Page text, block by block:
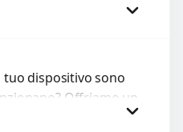
o
dispositivo sono
Offriamo un
o sostituzione